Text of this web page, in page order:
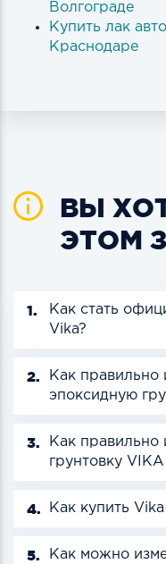
Волгограде
Купить лак
Краснодаре
ВЫ
ЭТОМ
1.
Как стать
Vika?
2.
Как правильно
эпоксидную
3.
Как правильно
грунтовку
4. Как купить
5.
Как можно